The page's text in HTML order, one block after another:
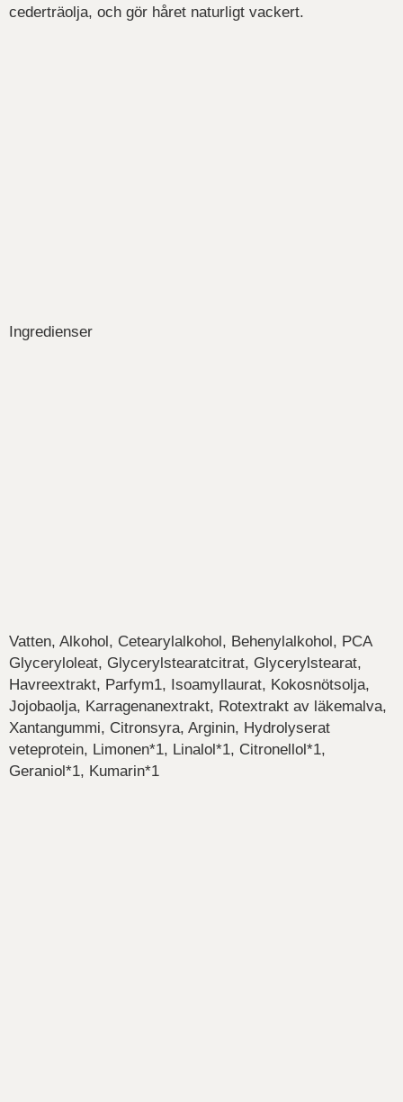
cederträolja, och gör håret naturligt vackert.
Ingredienser
Vatten, Alkohol, Cetearylalkohol, Behenylalkohol, PCA
Glyceryloleat, Glycerylstearatcitrat, Glycerylstearat,
Havreextrakt, Parfym1, Isoamyllaurat, Kokosnötsolja,
Jojobaolja, Karragenanextrakt, Rotextrakt av läkemalva,
Xantangummi, Citronsyra, Arginin, Hydrolyserat
veteprotein, Limonen*1, Linalol*1, Citronellol*1,
Geraniol*1, Kumarin*1